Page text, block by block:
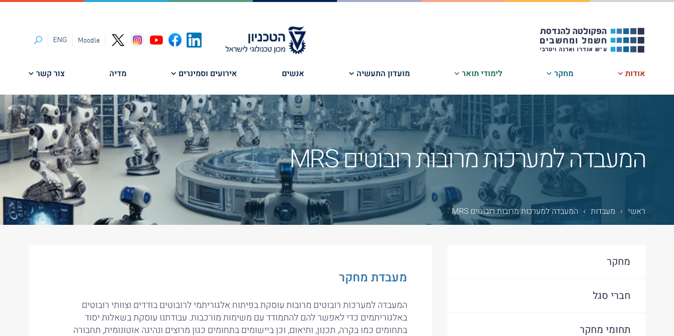
דלג
Moodle
ENG חיפוש
אודות מחקר לימודי תואר מועדון התעשיה אנשים אירועים וסמינרים מדיה צור קשר
המעבדה למערכות מרובות רובוטים MRS
ראשי › מעבדות › המעבדה למערכות מרובות רובוטים MRS
מחקר
חברי סגל
תחומי מחקר
מעבדת מחקר
המעבדה למערכות רובוטים מרובות עוסקת בפיתוח אלגוריתמי לרובוטים בודדים וצוותי רובוטים
באלגוריתמים כדי לאפשר להם להתמודד עם משימות מורכבות. עבודתנו עוסקת בשאלות יסוד
בתחומים כמו בקרה, תכנון, ותיאום, וכן ביישומים בתחומים כגון מרוצים ונהיגה אוטונומית, תחבורה